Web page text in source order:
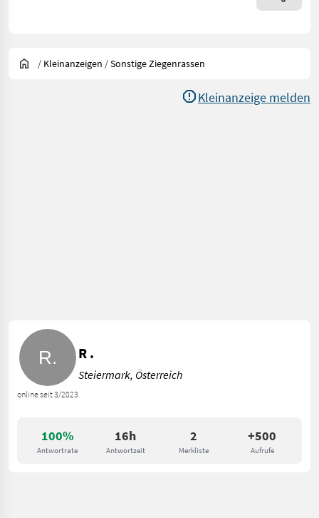
/ Kleinanzeigen /Sonstige Ziegenrassen
Kleinanzeige melden
100%
Antwortrate
16h
Antwortzeit
2
Merkliste
+500
Aufrufe
online seit 3/2023
R .
Steiermark, Österreich